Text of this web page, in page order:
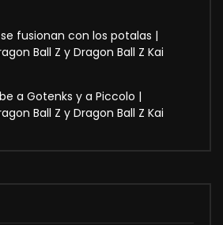
fusionan con los potalas |
Ball Z y Dragon Ball Z Kai
a Gotenks y a Piccolo |
Ball Z y Dragon Ball Z Kai